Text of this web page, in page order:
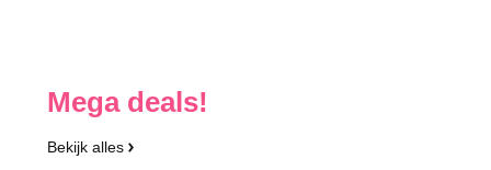
Mega deals!
Bekijk alles